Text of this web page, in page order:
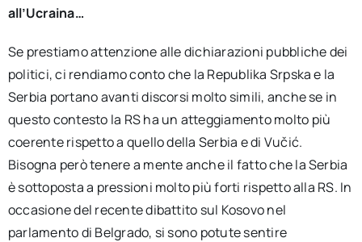
all’Ucraina…
Se prestiamo attenzione alle dichiarazioni pubbliche dei
politici, ci rendiamo conto che la Republika Srpska e la
Serbia portano avanti discorsi molto simili, anche se in
questo contesto la RS ha un atteggiamento molto più
coerente rispetto a quello della Serbia e di Vučić.
Bisogna però tenere a mente anche il fatto che la Serbia
è sottoposta a pressioni molto più forti rispetto alla RS. In
occasione del recente dibattito sul Kosovo nel
parlamento di Belgrado, si sono potute sentire